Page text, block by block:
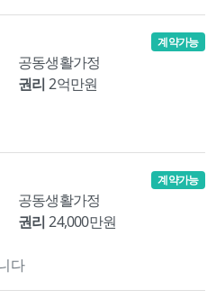
공동생활가정
권리 2억만원
계약가능
공동생활가정
권리 24,000만원
계약가능
다